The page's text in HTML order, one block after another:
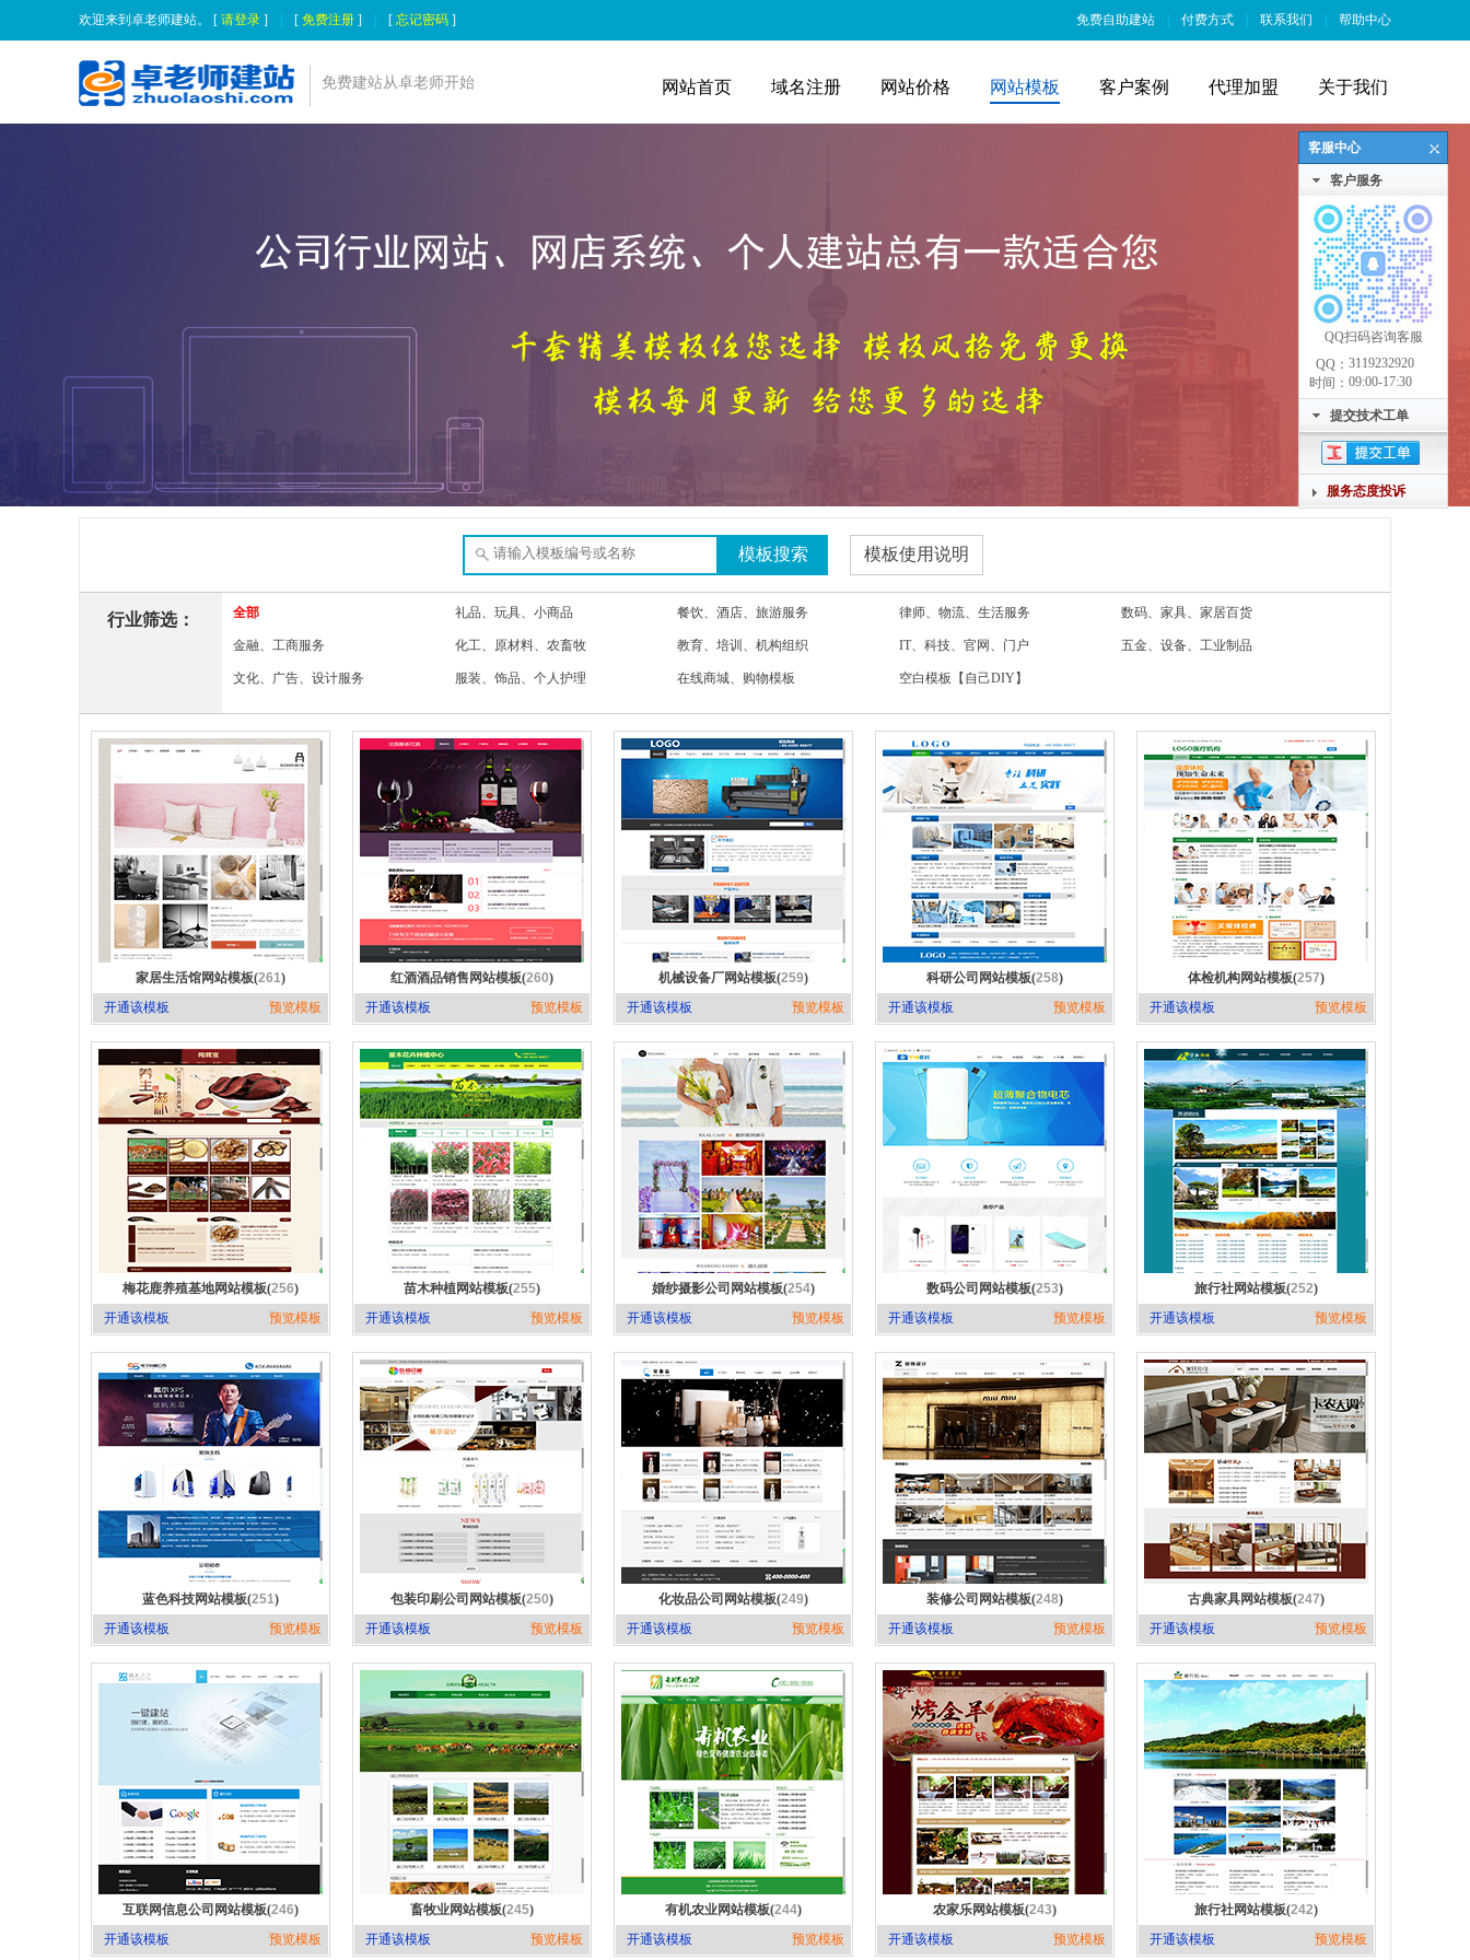
欢迎来到卓老师建站。 [ 请登录 ] [ 免费注册 ] [ 忘记密码 ] 免费自助建站 付费方式 联系我们 帮助中心
免费建站从卓老师开始 网站首页 域名注册 网站价格 网站模板 客户案例 代理加盟 关于我们
模板使用说明
行业筛选： 全部 礼品、玩具、小商品 餐饮、酒店、旅游服务 律师、物流、生活服务 数码、家具、家居百货
金融、工商服务 化工、原材料、农畜牧 教育、培训、机构组织 IT、科技、官网、门户 五金、设备、工业制品
文化、广告、设计服务 服装、饰品、个人护理 在线商城、购物模板 空白模板【自己DIY】
家居生活馆网站模板(261)
开通该模板
预览模板
红酒酒品销售网站模板(260)
开通该模板
预览模板
机械设备厂网站模板(259)
开通该模板
预览模板
科研公司网站模板(258)
开通该模板
预览模板
体检机构网站模板(257)
开通该模板
预览模板
梅花鹿养殖基地网站模板(256)
开通该模板
预览模板
苗木种植网站模板(255)
开通该模板
预览模板
婚纱摄影公司网站模板(254)
开通该模板
预览模板
数码公司网站模板(253)
开通该模板
预览模板
旅行社网站模板(252)
开通该模板
预览模板
蓝色科技网站模板(251)
开通该模板
预览模板
包装印刷公司网站模板(250)
开通该模板
预览模板
化妆品公司网站模板(249)
开通该模板
预览模板
装修公司网站模板(248)
开通该模板
预览模板
古典家具网站模板(247)
开通该模板
预览模板
互联网信息公司网站模板(246)
开通该模板
预览模板
畜牧业网站模板(245)
开通该模板
预览模板
有机农业网站模板(244)
开通该模板
预览模板
农家乐网站模板(243)
开通该模板
预览模板
旅行社网站模板(242)
开通该模板
预览模板
客服中心
客户服务
QQ扫码咨询客服
QQ： 3119232920
时间： 09:00-17:30
提交技术工单
服务态度投诉